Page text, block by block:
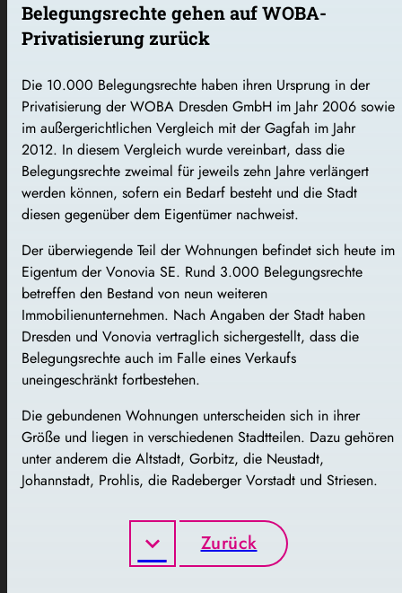
Belegungsrechte gehen auf WOBA-
Privatisierung zurück
Die 10.000 Belegungsrechte haben ihren Ursprung in der
Privatisierung der WOBA Dresden GmbH im Jahr 2006 sowie
im außergerichtlichen Vergleich mit der Gagfah im Jahr
2012. In diesem Vergleich wurde vereinbart, dass die
Belegungsrechte zweimal für jeweils zehn Jahre verlängert
werden können, sofern ein Bedarf besteht und die Stadt
diesen gegenüber dem Eigentümer nachweist.
Der überwiegende Teil der Wohnungen befindet sich heute im
Eigentum der Vonovia SE. Rund 3.000 Belegungsrechte
betreffen den Bestand von neun weiteren
Immobilienunternehmen. Nach Angaben der Stadt haben
Dresden und Vonovia vertraglich sichergestellt, dass die
Belegungsrechte auch im Falle eines Verkaufs
uneingeschränkt fortbestehen.
Die gebundenen Wohnungen unterscheiden sich in ihrer
Größe und liegen in verschiedenen Stadtteilen. Dazu gehören
unter anderem die Altstadt, Gorbitz, die Neustadt,
Johannstadt, Prohlis, die Radeberger Vorstadt und Striesen.
Zurück